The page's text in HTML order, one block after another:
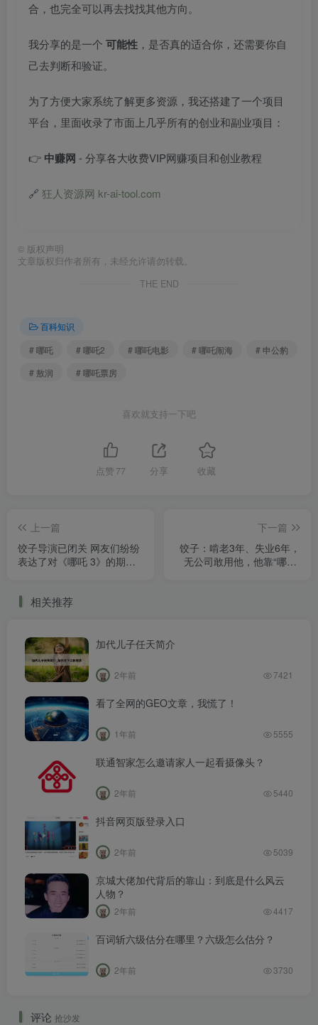
合，也完全可以再去找找其他方向。
我分享的是一个 可能性 ，是否真的适合你，还需要你自
己去判断和验证。
为了方便大家系统了解更多资源，我还搭建了一个项目
平台，里面收录了市面上几乎所有的创业和副业项目：
👉 中赚网 - 分享各大收费VIP网赚项目和创业教程
🔗 狂人资源网 kr-ai-tool.com
© 版权声明
文章版权归作者所有，未经允许请勿转载。
THE END
百科知识
# 哪吒
# 哪吒2 # 哪吒电影 # 哪吒闹海
# 申公豹
# 敖润
# 哪吒票房
喜欢就支持一下吧
点赞 77 分享 收藏
上一篇
饺子导演已闭关 网友们纷纷
表达了对《哪吒 3》的期待
下一篇
饺子：啃老3年、失业6年，
无公司敢用他，他靠“哪吒”
相关推荐
加代儿子任天简介
2年前 7421
看了全网的GEO文章，我慌了！
1年前 5555
联通智家怎么邀请家人一起看摄像头？
2年前 5440
抖音网页版登录入口
2年前 5039
京城大佬加代背后的靠山：到底是什么风云
人物？
2年前 4417
百词斩六级估分在哪里？六级怎么估分？
2年前 3730
评论 抢沙发